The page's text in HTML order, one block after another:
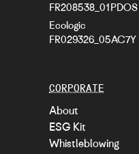
CORPORATE
About
ESG Kit
Whistleblowing
FR208538_01PDOS
Ecologic
FR029326_05AC7Y